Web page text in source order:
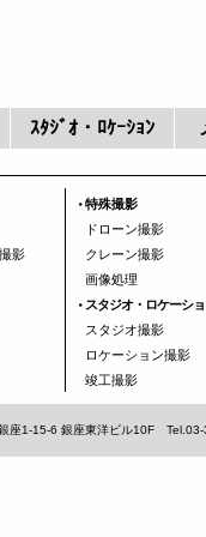
ｽﾀｼﾞｵ・ﾛｹｰｼｮﾝ
影
特殊撮影
ドローン撮影
クレーン撮影
画像処理
スタジオ・ロケーシ
スタジオ撮影
ロケーション撮影
竣工撮影
1-15-6 銀座東洋ビル10F